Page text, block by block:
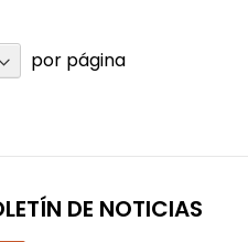
por página
DE NOTICIAS